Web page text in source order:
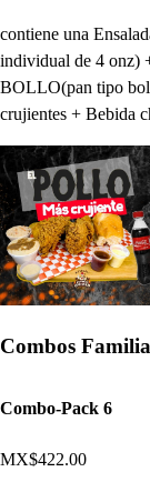
contiene una
individual de 4 onz)
BOLLO(pan tipo
crujientes + Bebida
Combos
Combo-Pack 6
MX$422.00